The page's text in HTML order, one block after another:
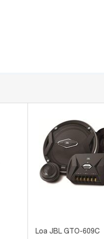
Loa JBL GTO-609C